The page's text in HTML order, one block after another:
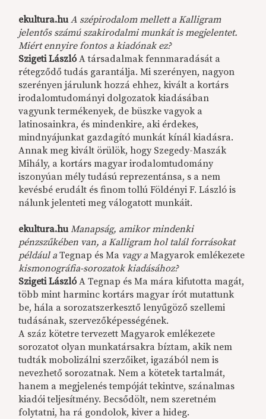
ekultura.hu A szépirodalom mellett a Kalligram
jelentős számú szakirodalmi munkát is megjelentet.
Miért ennyire fontos a kiadónak ez?
Szigeti LászlóA társadalmak fennmaradását a
rétegződő tudás garantálja. Mi szerényen, nagyon
szerényen járulunk hozzá ehhez, kivált a kortárs
irodalomtudományi dolgozatok kiadásában
vagyunk termékenyek, de büszke vagyok a
latinosainkra, és mindenkire, aki érdekes,
mindnyájunkat gazdagító munkát kínál kiadásra.
Annak meg kivált örülök, hogy Szegedy-Maszák
Mihály, a kortárs magyar irodalomtudomány
iszonyúan mély tudású reprezentánsa, s a nem
kevésbé erudált és finom tollú Földényi F. László is
nálunk jelenteti meg válogatott munkáit.
ekultura.hu Manapság, amikor mindenki
pénzszűkében van, a Kalligram hol talál forrásokat
például aTegnap és Ma vagy aMagyarok emlékezete
kismonográfia-sorozatok kiadásához?
Szigeti LászlóA Tegnap és Ma mára kifutotta magát,
több mint harminc kortárs magyar írót mutattunk
be, hála a sorozatszerkesztő lenyűgöző szellemi
tudásának, szervezőképességének.
A száz kötetre tervezett Magyarok emlékezete
sorozatot olyan munkatársakra bíztam, akik nem
tudták mobolizálni szerzőiket, igazából nem is
nevezhető sorozatnak. Nem a kötetek tartalmát,
hanem a megjelenés tempóját tekintve, szánalmas
kiadói teljesítmény. Becsődölt, nem szeretném
folytatni, ha rá gondolok, kiver a hideg.